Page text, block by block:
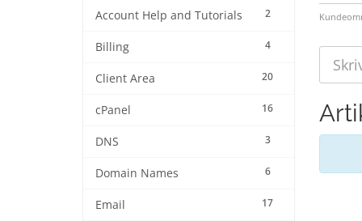
2
Account Help and Tutorials
4
Billing
20
Client Area
16
cPanel
3
DNS
6
Domain Names
17
Email